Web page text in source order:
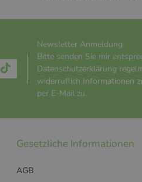
Newsletter Anmeldung
Bitte senden Sie mir
Datenschutzerklärung
widerruflich Informationen
per E-Mail zu.
Gesetzliche Informationen
AGB